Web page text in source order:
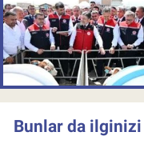
Bunlar da